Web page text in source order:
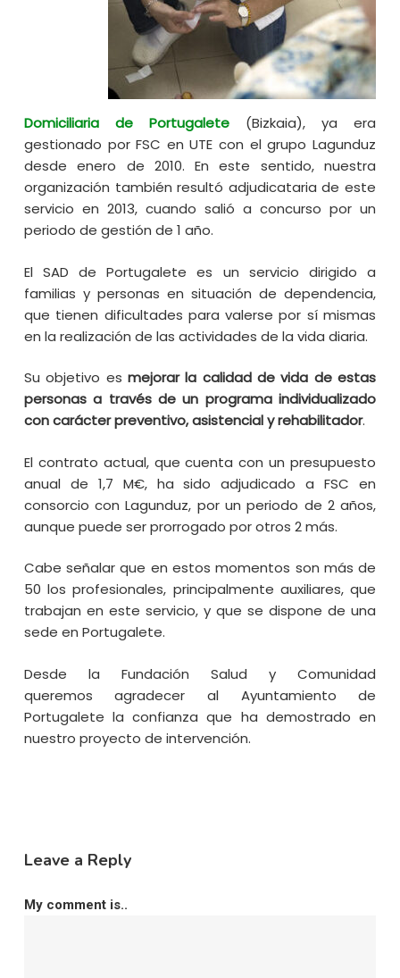
Domiciliaria de Portugalete(Bizkaia), ya era
gestionado por FSC en UTE con el grupo Lagunduz
desde enero de 2010. En este sentido, nuestra
organización también resultó adjudicataria de este
servicio en 2013, cuando salió a concurso por un
periodo de gestión de 1 año.
El SAD de Portugalete es un servicio dirigido a
familias y personas en situación de dependencia,
que tienen dificultades para valerse por sí mismas
en la realización de las actividades de la vida diaria.
Su objetivo es mejorar la calidad de vida de estas
personas a través de un programa individualizado
con carácter preventivo, asistencial y rehabilitador.
El contrato actual, que cuenta con un presupuesto
anual de 1,7 M€, ha sido adjudicado a FSC en
consorcio con Lagunduz, por un periodo de 2 años,
aunque puede ser prorrogado por otros 2 más.
Cabe señalar que en estos momentos son más de
50 los profesionales, principalmente auxiliares, que
trabajan en este servicio, y que se dispone de una
sede en Portugalete.
Desde la Fundación Salud y Comunidad
queremos agradecer al Ayuntamiento de
Portugalete la confianza que ha demostrado en
nuestro proyecto de intervención.
Leave a Reply
My comment is..